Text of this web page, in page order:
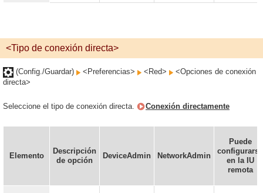
<Tipo de conexión directa>
(Config./Guardar) <Preferencias> <Red>
<Opciones de conexión
directa>
Seleccione el tipo de conexión directa. Conexión directamente
Elemento
Descripción
de opción
DeviceAdmin NetworkAdmin
Puede
configurarse
en la IU
remota